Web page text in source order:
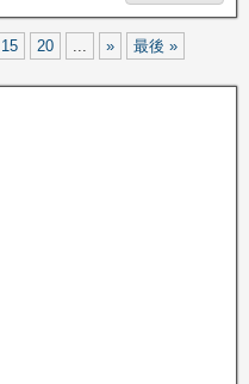
15 20 ... » 最後 »